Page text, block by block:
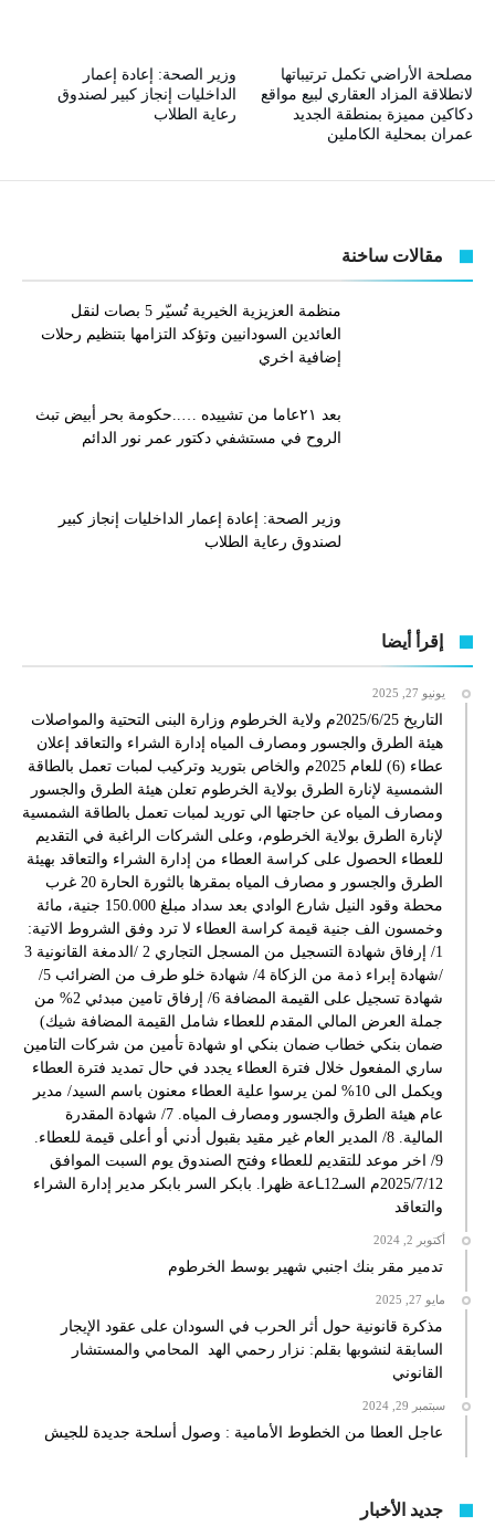
وزير الصحة: إعادة إعمار
الداخليات إنجاز كبير لصندوق
رعاية الطلاب
مصلحة الأراضي تكمل ترتيباتها
لانطلاقة المزاد العقاري لبيع مواقع
دكاكين مميزة بمنطقة الجديد
عمران بمحلية الكاملين
مقالات ساخنة
منظمة العزيزية الخيرية تُسيّر 5 بصات لنقل
العائدين السودانيين وتؤكد التزامها بتنظيم رحلات
إضافية اخري
بعد ٢١عاما من تشييده …..حكومة بحر أبيض تبث
الروح في مستشفي دكتور عمر نور الدائم
وزير الصحة: إعادة إعمار الداخليات إنجاز كبير
لصندوق رعاية الطلاب
إقرأ أيضا
يونيو 27, 2025
التاريخ 2025/6/25م ولاية الخرطوم وزارة البنى التحتية والمواصلات
هيئة الطرق والجسور ومصارف المياه إدارة الشراء والتعاقد إعلان
عطاء (6) للعام 2025م والخاص بتوريد وتركيب لمبات تعمل بالطاقة
الشمسية لإنارة الطرق بولاية الخرطوم تعلن هيئة الطرق والجسور
ومصارف المياه عن حاجتها الي توريد لمبات تعمل بالطاقة الشمسية
لإنارة الطرق بولاية الخرطوم، وعلى الشركات الراغبة في التقديم
للعطاء الحصول على كراسة العطاء من إدارة الشراء والتعاقد بهيئة
الطرق والجسور و مصارف المياه بمقرها بالثورة الحارة 20 غرب
محطة وقود النيل شارع الوادي بعد سداد مبلغ 150.000 جنية، مائة
وخمسون الف جنية قيمة كراسة العطاء لا ترد وفق الشروط الاتية:
1/ إرفاق شهادة التسجيل من المسجل التجاري 2 /الدمغة القانونية 3
/شهادة إبراء ذمة من الزكاة 4/ شهادة خلو طرف من الضرائب 5/
شهادة تسجيل على القيمة المضافة 6/ إرفاق تامين مبدئي 2% من
جملة العرض المالي المقدم للعطاء شامل القيمة المضافة شيك)
ضمان بنكي خطاب ضمان بنكي او شهادة تأمين من شركات التامين
ساري المفعول خلال فترة العطاء يجدد في حال تمديد فترة العطاء
ويكمل الى 10% لمن يرسوا علية العطاء معنون باسم السيد/ مدير
عام هيئة الطرق والجسور ومصارف المياه. 7/ شهادة المقدرة
المالية. 8/ المدير العام غير مقيد بقبول أدني أو أعلى قيمة للعطاء.
9/ اخر موعد للتقديم للعطاء وفتح الصندوق يوم السبت الموافق
2025/7/12م السـ12ـاعة ظهرا. بابكر السر بابكر مدير إدارة الشراء
والتعاقد
أكتوبر 2, 2024
تدمير مقر بنك اجنبي شهير بوسط الخرطوم
مايو 27, 2025
مذكرة قانونية حول أثر الحرب في السودان على عقود الإيجار
السابقة لنشوبها بقلم: نزار رحمي الهد المحامي والمستشار
القانوني
سبتمبر 29, 2024
عاجل العطا من الخطوط الأمامية : وصول أسلحة جديدة للجيش
جديد الأخبار